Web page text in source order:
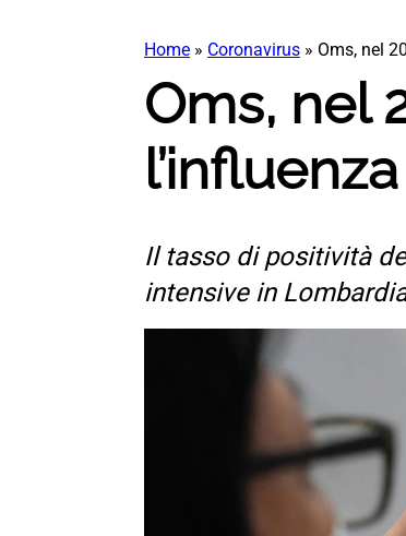
Home » Coronavirus » Oms, nel
Oms, nel
l’influenza
Il tasso di positività
intensive in